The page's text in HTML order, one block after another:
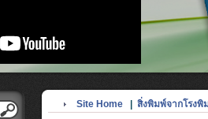
Site Home| สิ่งพิมพ์จากโรงพิ